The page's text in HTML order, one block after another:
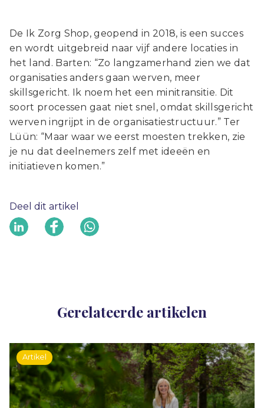
De Ik Zorg Shop, geopend in 2018, is een succes
en wordt uitgebreid naar vijf andere locaties in
het land. Barten: “Zo langzamerhand zien we dat
organisaties anders gaan werven, meer
skillsgericht. Ik noem het een minitransitie. Dit
soort processen gaat niet snel, omdat skillsgericht
werven ingrijpt in de organisatiestructuur.” Ter
Lüün: “Maar waar we eerst moesten trekken, zie
je nu dat deelnemers zelf met ideeën en
initiatieven komen.”
Deel dit artikel
Gerelateerde artikelen
Artikel